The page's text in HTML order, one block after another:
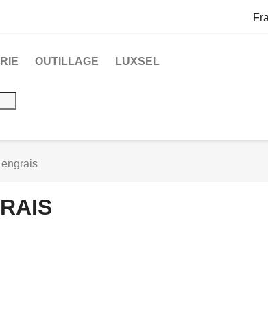
OUTILLAGE LUXSEL
engrais